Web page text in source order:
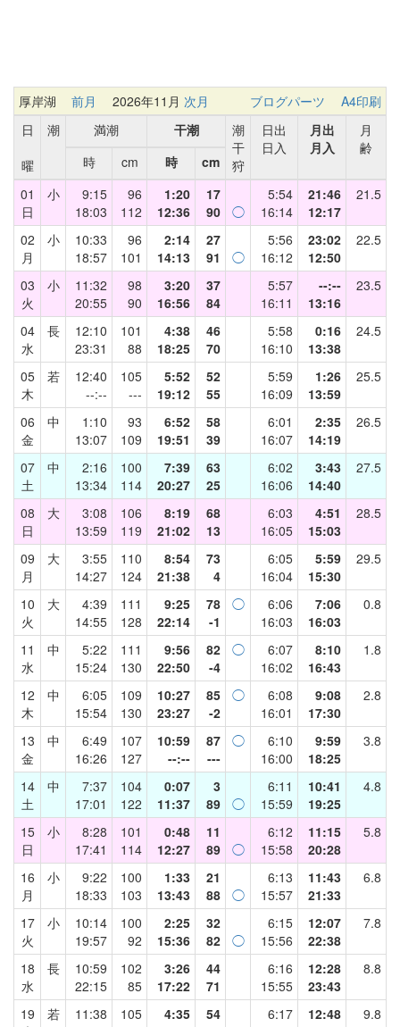
厚岸湖 前月 2026年11月 次月 ブログパーツ
A4印刷
日
曜
潮 満潮 干潮
潮
干
狩
日出
日入
月出
月入
月
齢
時
cm 時
cm
01
日
小
9:15
18:03
96
112
1:20
12:36
17
90
◯
5:54
16:14
21:46
12:17
21.5
02
月
小
10:33
18:57
96
101
2:14
14:13
27
91
◯
5:56
16:12
23:02
12:50
22.5
03
火
小
11:32
20:55
98
90
3:20
16:56
37
84
5:57
16:11
--:--
13:16
23.5
04
水
長
12:10
23:31
101
88
4:38
18:25
46
70
5:58
16:10
0:16
13:38
24.5
05
木
若
12:40
--:--
105
---
5:52
19:12
52
55
5:59
16:09
1:26
13:59
25.5
06
金
中
1:10
13:07
93
109
6:52
19:51
58
39
6:01
16:07
2:35
14:19
26.5
07
土
中
2:16
13:34
100
114
7:39
20:27
63
25
6:02
16:06
3:43
14:40
27.5
08
日
大
3:08
13:59
106
119
8:19
21:02
68
13
6:03
16:05
4:51
15:03
28.5
09
月
大
3:55
14:27
110
124
8:54
21:38
73
4
6:05
16:04
5:59
15:30
29.5
10
火
大
4:39
14:55
111
128
9:25
22:14
78
-1
◯
6:06
16:03
7:06
16:03
0.8
11
水
中
5:22
15:24
111
130
9:56
22:50
82
-4
◯
6:07
16:02
8:10
16:43
1.8
12
木
中
6:05
15:54
109
130
10:27
23:27
85
-2
◯
6:08
16:01
9:08
17:30
2.8
13
金
中
6:49
16:26
107
127
10:59
--:--
87
---
◯
6:10
16:00
9:59
18:25
3.8
14
土
中
7:37
17:01
104
122
0:07
11:37
3
89
◯
6:11
15:59
10:41
19:25
4.8
15
日
小
8:28
17:41
101
114
0:48
12:27
11
89
◯
6:12
15:58
11:15
20:28
5.8
16
月
小
9:22
18:33
100
103
1:33
13:43
21
88
◯
6:13
15:57
11:43
21:33
6.8
17
火
小
10:14
19:57
100
92
2:25
15:36
32
82
◯
6:15
15:56
12:07
22:38
7.8
18
水
長
10:59
22:15
102
85
3:26
17:22
44
71
6:16
15:55
12:28
23:43
8.8
19
若
11:38
105
4:35
54
6:17
12:48
9.8